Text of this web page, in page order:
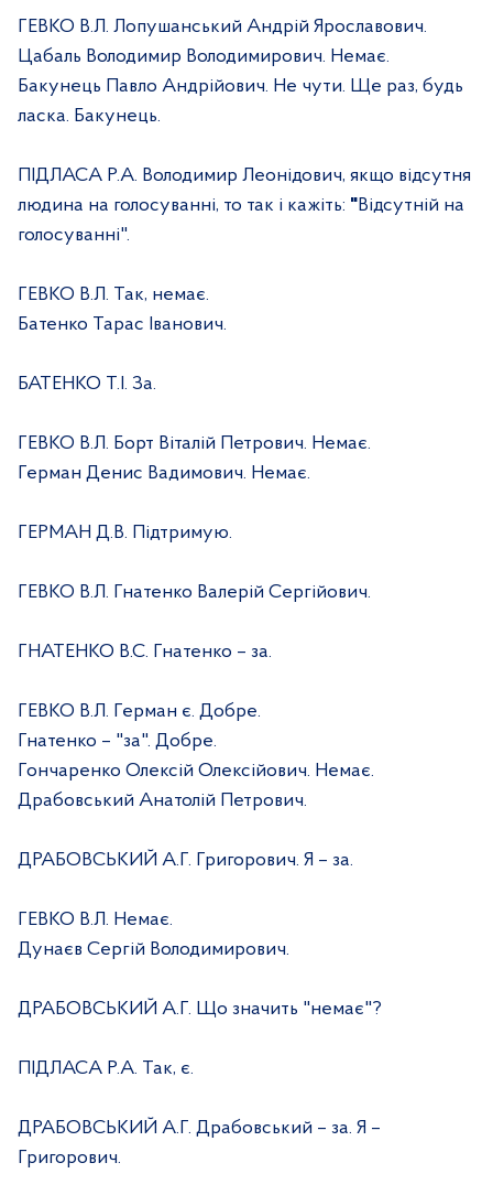
ГЕВКО В.Л. Лопушанський Андрій Ярославович.
Цабаль Володимир Володимирович. Немає.
Бакунець Павло Андрійович. Не чути. Ще раз, будь
ласка. Бакунець.
ПІДЛАСА Р.А. Володимир Леонідович, якщо відсутня
людина на голосуванні, то так і кажіть: "Відсутній на
голосуванні".
ГЕВКО В.Л. Так, немає.
Батенко Тарас Іванович.
БАТЕНКО Т.І. За.
ГЕВКО В.Л. Борт Віталій Петрович. Немає.
Герман Денис Вадимович. Немає.
ГЕРМАН Д.В. Підтримую.
ГЕВКО В.Л. Гнатенко Валерій Сергійович.
ГНАТЕНКО В.С. Гнатенко – за.
ГЕВКО В.Л. Герман є. Добре.
Гнатенко – "за". Добре.
Гончаренко Олексій Олексійович. Немає.
Драбовський Анатолій Петрович.
ДРАБОВСЬКИЙ А.Г. Григорович. Я – за.
ГЕВКО В.Л. Немає.
Дунаєв Сергій Володимирович.
ДРАБОВСЬКИЙ А.Г. Що значить "немає"?
ПІДЛАСА Р.А. Так, є.
ДРАБОВСЬКИЙ А.Г. Драбовський – за. Я –
Григорович.